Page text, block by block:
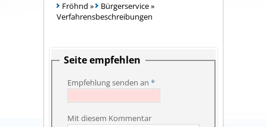
Fröhnd » Bürgerservice»
Verfahrensbeschreibungen
Seite empfehlen
Empfehlung senden an *
Mit diesem Kommentar